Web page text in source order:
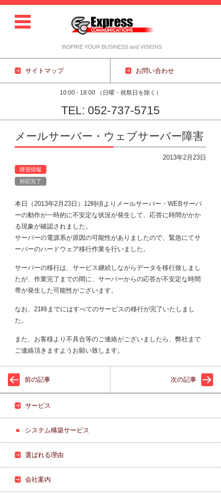
INSPIRE YOUR BUSINESS and VISIONS
サイトマップ お問い合わせ
10:00 - 18:00 （日曜・祝祭日を除く）
TEL: 052-737-5715
コンテンツに移動
メールサーバー・ウェブサーバー障害
2013年2月23日
障害情報
対応完了
本日（2013年2月23日）12時頃よりメールサーバー・WEBサーバ
ーの動作が一時的に不安定な状況が発生して、応答に時間がかか
る現象が確認されました。
サーバーの電源系が原因の可能性がありましたので、緊急にてサ
ーバーのハードウェア移行作業を行いました。
サーバーの移行は、サービス継続しながらデータを移行致しまし
たが、作業完了までの間に、サーバーからの応答が不安定な時間
帯が発生した可能性がございます。
なお、21時までにはすべてのサービスの移行が完了いたしまし
た。
また、お客様より不具合等のご連絡がございましたら、弊社まで
ご連絡頂きますようお願い致します。
前の記事 次の記事
サービス
システム構築サービス
選ばれる理由
会社案内